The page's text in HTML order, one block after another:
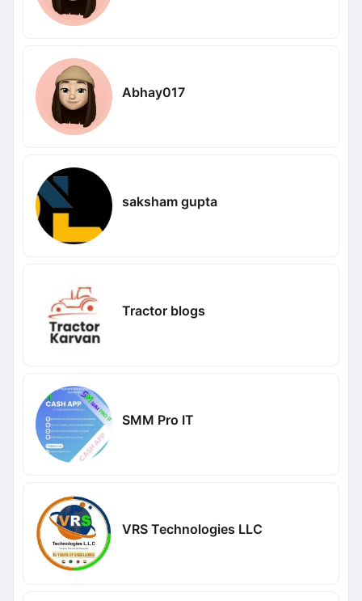
Abhay017
saksham gupta
Tractor blogs
SMM Pro IT
VRS Technologies LLC